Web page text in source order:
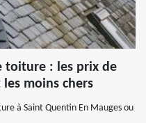
toiture : les prix de
les moins chers
à Saint Quentin En Mauges ou